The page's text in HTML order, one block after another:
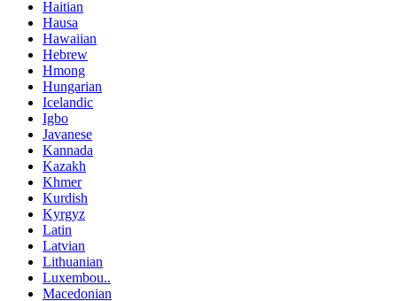
Haitian
Hausa
Hawaiian
Hebrew
Hmong
Hungarian
Icelandic
Igbo
Javanese
Kannada
Kazakh
Khmer
Kurdish
Kyrgyz
Latin
Latvian
Lithuanian
Luxembou..
Macedonian